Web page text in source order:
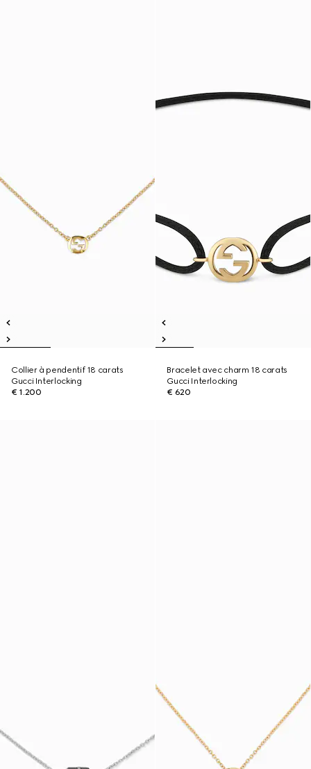
Collier à pendentif 18 carats
Gucci Interlocking
€ 1.200
Bracelet avec charm 18 carats
Gucci Interlocking
€ 620